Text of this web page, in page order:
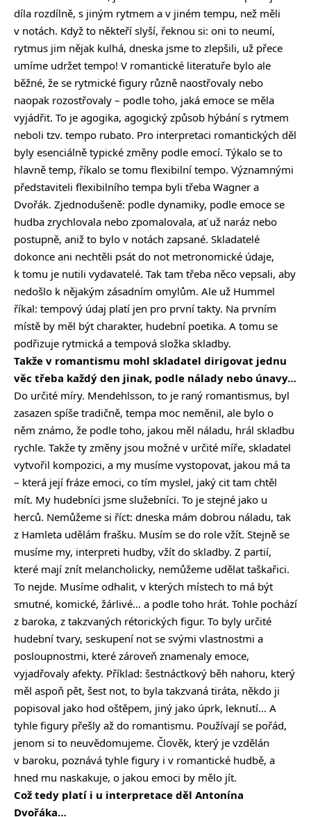
díla rozdílně, s jiným rytmem a v jiném tempu, než měli
v notách. Když to někteří slyší, řeknou si: oni to neumí,
rytmus jim nějak kulhá, dneska jsme to zlepšili, už přece
umíme udržet tempo! V romantické literatuře bylo ale
běžné, že se rytmické figury různě naostřovaly nebo
naopak rozostřovaly – podle toho, jaká emoce se měla
vyjádřit. To je agogika, agogický způsob hýbání s rytmem
neboli tzv. tempo rubato. Pro interpretaci romantických děl
byly esenciálně typické změny podle emocí. Týkalo se to
hlavně temp, říkalo se tomu flexibilní tempo. Významnými
představiteli flexibilního tempa byli třeba Wagner a
Dvořák. Zjednodušeně: podle dynamiky, podle emoce se
hudba zrychlovala nebo zpomalovala, ať už naráz nebo
postupně, aniž to bylo v notách zapsané. Skladatelé
dokonce ani nechtěli psát do not metronomické údaje,
k tomu je nutili vydavatelé. Tak tam třeba něco vepsali, aby
nedošlo k nějakým zásadním omylům. Ale už Hummel
říkal: tempový údaj platí jen pro první takty. Na prvním
místě by měl být charakter, hudební poetika. A tomu se
podřizuje rytmická a tempová složka skladby.
Takže v romantismu mohl skladatel dirigovat jednu
věc třeba každý den jinak, podle nálady nebo únavy…
Do určité míry. Mendehlsson, to je raný romantismus, byl
zasazen spíše tradičně, tempa moc neměnil, ale bylo o
něm známo, že podle toho, jakou měl náladu, hrál skladbu
rychle. Takže ty změny jsou možné v určité míře, skladatel
vytvořil kompozici, a my musíme vystopovat, jakou má ta
– která její fráze emoci, co tím myslel, jaký cit tam chtěl
mít. My hudebníci jsme služebníci. To je stejné jako u
herců. Nemůžeme si říct: dneska mám dobrou náladu, tak
z Hamleta udělám frašku. Musím se do role vžít. Stejně se
musíme my, interpreti hudby, vžít do skladby. Z partií,
které mají znít melancholicky, nemůžeme udělat taškařici.
To nejde. Musíme odhalit, v kterých místech to má být
smutné, komické, žárlivé… a podle toho hrát. Tohle pochází
z baroka, z takzvaných rétorických figur. To byly určité
hudební tvary, seskupení not se svými vlastnostmi a
posloupnostmi, které zároveň znamenaly emoce,
vyjadřovaly afekty. Příklad: šestnáctkový běh nahoru, který
měl aspoň pět, šest not, to byla takzvaná tiráta, někdo ji
popisoval jako hod oštěpem, jiný jako úprk, leknutí… A
tyhle figury přešly až do romantismu. Používají se pořád,
jenom si to neuvědomujeme. Člověk, který je vzdělán
v baroku, poznává tyhle figury i v romantické hudbě, a
hned mu naskakuje, o jakou emoci by mělo jít.
Což tedy platí i u interpretace děl Antonína
Dvořáka…